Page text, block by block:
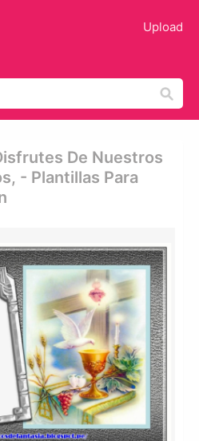
Upload
De Nuestros
- Plantillas Para